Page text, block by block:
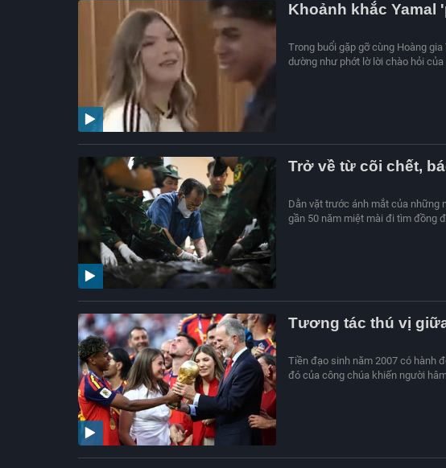
Khoảnh khắc Yamal
Trong buổi gặp gỡ cùng Hoàng
dường như phớt lờ lời chào hỏi của
Trở về từ cõi chết,
Dằn vặt trước ánh mắt của những
gần 50 năm miệt mài đi tìm đồng
Tương tác thú vị
Tiền đạo sinh năm 2007 có hành
đó của công chúa khiến người